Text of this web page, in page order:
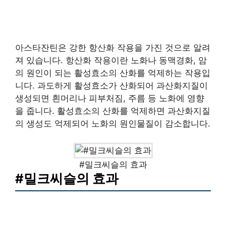
아스타잔틴은 강한 항산화 작용을 가진 것으로 알려
져 있습니다. 항산화 작용이란 노화나 동맥경화, 암
의 원인이 되는 활성효소의 산화를 억제하는 작용입
니다. 과도하게 활성효소가 산화되어 과산화지질이
생성되면 흰머리나 피부처짐, 주름 등 노화에 영향
을 줍니다. 활성효소의 산화를 억제하면 과산화지질
의 생성도 억제되어 노화의 원인물질이 감소합니다.
#밀크씨슬의 효과
#밀크씨슬의 효과